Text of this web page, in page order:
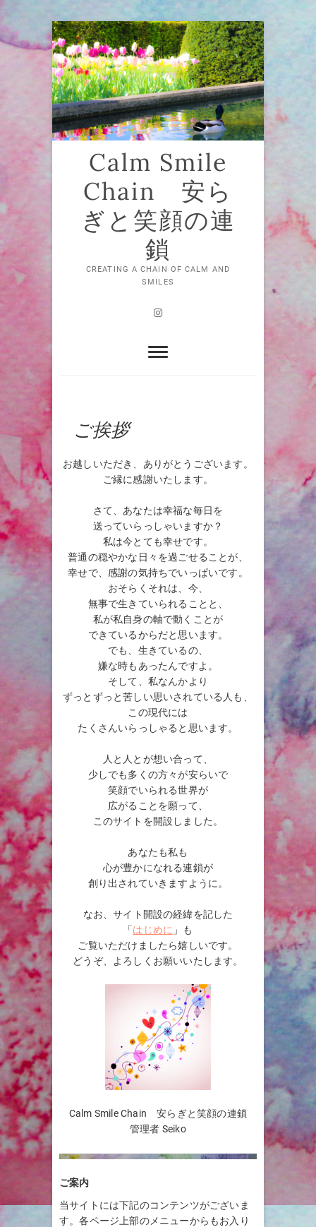
Skip
to
content
Calm Smile
Chain 安ら
ぎと笑顔の連
鎖
CREATING A CHAIN OF CALM AND
SMILES
Instagram
ご挨拶
お越しいただき、ありがとうございます。
ご縁に感謝いたします。
さて、あなたは幸福な毎日を
送っていらっしゃいますか？
私は今とても幸せです。
普通の穏やかな日々を過ごせることが、
幸せで、感謝の気持ちでいっぱいです。
おそらくそれは、今、
無事で生きていられることと、
私が私自身の軸で動くことが
できているからだと思います。
でも、生きているの、
嫌な時もあったんですよ。
そして、私なんかより
ずっとずっと苦しい思いされている人も、
この現代には
たくさんいらっしゃると思います。
人と人とが想い合って、
少しでも多くの方々が安らいで
笑顔でいられる世界が
広がることを願って、
このサイトを開設しました。
あなたも私も
心が豊かになれる連鎖が
創り出されていきますように。
なお、サイト開設の経緯を記した
「はじめに 」も
ご覧いただけましたら嬉しいです。
どうぞ、よろしくお願いいたします。
Calm Smile Chain 安らぎと笑顔の連鎖
管理者 Seiko
ご案内
当サイトには下記のコンテンツがございま
す。各ページ上部のメニューからもお入り